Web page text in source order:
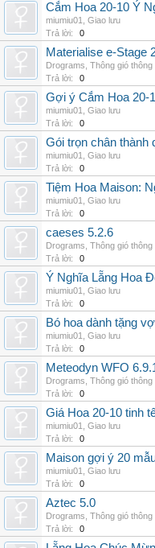
Cắm Hoa 20-10 Ý
miumiu01
Giao lưu
Trả lời:
0
Materialise e-Stage
Drograms Thông gió
Trả lời:
0
Gợi ý Cắm Hoa 20-
miumiu01
Giao lưu
Trả lời:
0
Gói trọn chân thành
miumiu01
Giao lưu
Trả lời:
0
Tiệm Hoa Maison:
miumiu01
Giao lưu
Trả lời:
0
caeses 5.2.6
Drograms Thông gió
Trả lời:
0
Ý Nghĩa Lẵng Hoa
miumiu01
Giao lưu
Trả lời:
0
Bó hoa dành tặng
miumiu01
Giao lưu
Trả lời:
0
Meteodyn WFO
Drograms Thông gió
Trả lời:
0
Giá Hoa 20-10 tinh
miumiu01
Giao lưu
Trả lời:
0
Maison gợi ý 20
miumiu01
Giao lưu
Trả lời:
0
Aztec 5.0
Drograms Thông gió
Trả lời:
0